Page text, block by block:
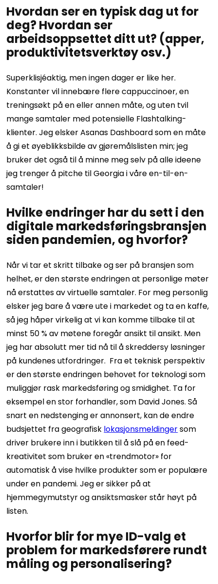
Hvordan ser en typisk dag ut for
deg? Hvordan ser
arbeidsoppsettet ditt ut? (apper,
produktivitetsverktøy osv.)
Superklisjéaktig, men ingen dager er like her.
Konstanter vil innebære flere cappuccinoer, en
treningsøkt på en eller annen måte, og uten tvil
mange samtaler med potensielle Flashtalking-
klienter. Jeg elsker Asanas Dashboard som en måte
å gi et øyeblikksbilde av gjøremålslisten min; jeg
bruker det også til å minne meg selv på alle ideene
jeg trenger å pitche til Georgia i våre en-til-en-
samtaler!
Hvilke endringer har du sett i den
digitale markedsføringsbransjen
siden pandemien, og hvorfor?
Når vi tar et skritt tilbake og ser på bransjen som
helhet, er den største endringen at personlige møter
nå erstattes av virtuelle samtaler. For meg personlig
elsker jeg bare å være ute i markedet og ta en kaffe,
så jeg håper virkelig at vi kan komme tilbake til at
minst 50 % av møtene foregår ansikt til ansikt. Men
jeg har absolutt mer tid nå til å skreddersy løsninger
på kundenes utfordringer. Fra et teknisk perspektiv
er den største endringen behovet for teknologi som
muliggjør rask markedsføring og smidighet. Ta for
eksempel en stor forhandler, som David Jones. Så
snart en nedstenging er annonsert, kan de endre
budsjettet fra geografisk lokasjonsmeldingersom
driver brukere inn i butikken til å slå på en feed-
kreativitet som bruker en «trendmotor» for
automatisk å vise hvilke produkter som er populære
under en pandemi. Jeg er sikker på at
hjemmegymutstyr og ansiktsmasker står høyt på
listen.
Hvorfor blir for mye ID-valg et
problem for markedsførere rundt
måling og personalisering?